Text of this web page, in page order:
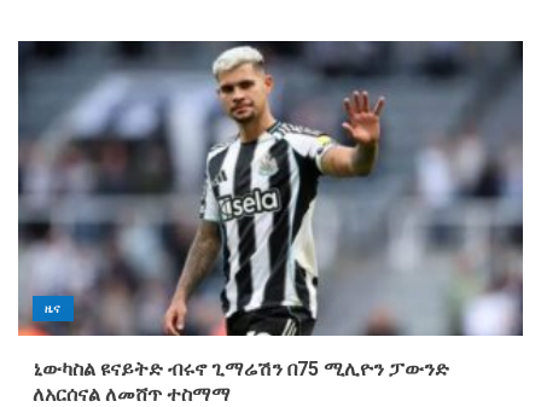
ዜና
ኒውካስል ዩናይትድ ብሩኖ ጊማሬሽን በ75 ሚሊዮን ፓውንድ
ለአርሰናል ለመሸጥ ተስማማ